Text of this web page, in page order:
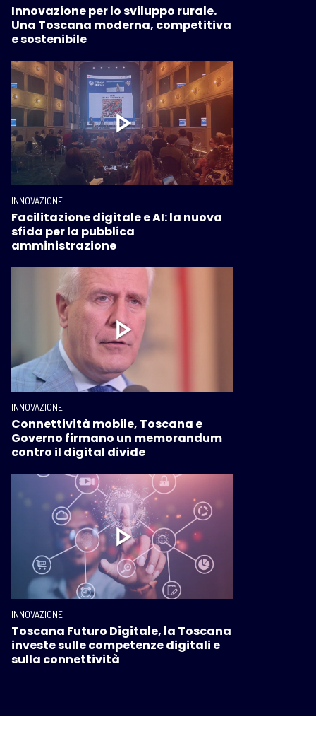
Innovazione per lo sviluppo rurale.
Una Toscana moderna, competitiva
e sostenibile
INNOVAZIONE
Facilitazione digitale e AI: la nuova
sfida per la pubblica
amministrazione
INNOVAZIONE
Connettività mobile, Toscana e
Governo firmano un memorandum
contro il digital divide
INNOVAZIONE
Toscana Futuro Digitale, la Toscana
investe sulle competenze digitali e
sulla connettività